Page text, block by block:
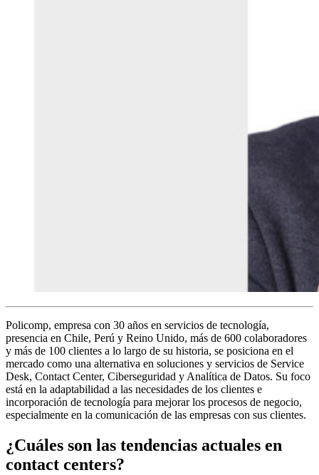
Policomp, empresa con 30 años en servicios de tecnología,
presencia en Chile, Perú y Reino Unido, más de 600 colaboradores
y más de 100 clientes a lo largo de su historia, se posiciona en el
mercado como una alternativa en soluciones y servicios de Service
Desk, Contact Center, Ciberseguridad y Analítica de Datos. Su foco
está en la adaptabilidad a las necesidades de los clientes e
incorporación de tecnología para mejorar los procesos de negocio,
especialmente en la comunicación de las empresas con sus clientes.
¿Cuáles son las tendencias actuales en
contact centers?